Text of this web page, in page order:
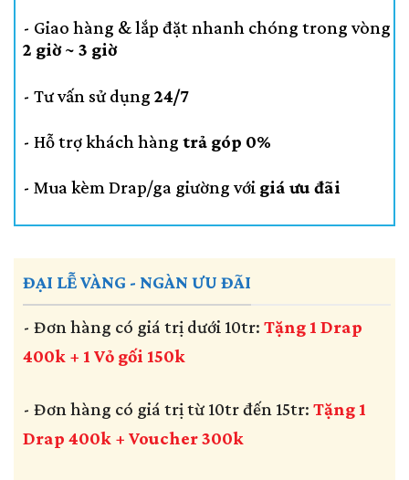
- Giao hàng & lắp đặt nhanh chóng trong vòng
2 giờ ~ 3 giờ
- Tư vấn sử dụng 24/7
- Hỗ trợ khách hàng trả góp 0%
- Mua kèm Drap/ga giường với giá ưu đãi
ĐẠI LỄ VÀNG - NGÀN ƯU ĐÃI
- Đơn hàng có giá trị dưới 10tr: Tặng 1 Drap
400k + 1 Vỏ gối 150k
- Đơn hàng có giá trị từ 10tr đến 15tr: Tặng 1
Drap 400k + Voucher 300k